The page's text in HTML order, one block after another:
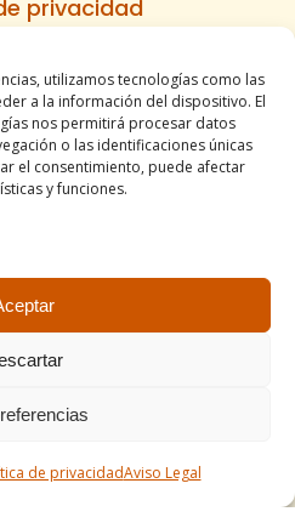
utilizamos tecnologías como las
a la información del dispositivo. El
nos permitirá procesar datos
o las identificaciones únicas
el consentimiento, puede afectar
y funciones.
de privacidadAviso Legal
privacidad
accesibilidad
de venta
del sitio